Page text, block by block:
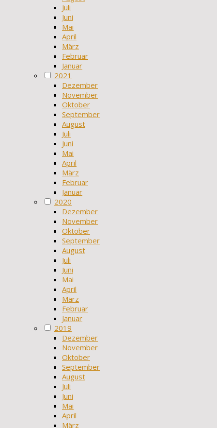
Juli
Juni
Mai
April
März
Februar
Januar
2021
Dezember
November
Oktober
September
August
Juli
Juni
Mai
April
März
Februar
Januar
2020
Dezember
November
Oktober
September
August
Juli
Juni
Mai
April
März
Februar
Januar
2019
Dezember
November
Oktober
September
August
Juli
Juni
Mai
April
März